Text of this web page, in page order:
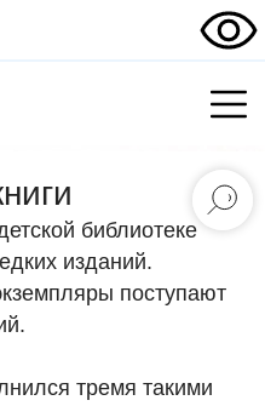
библиотеке
изданий.
поступают
тремя такими